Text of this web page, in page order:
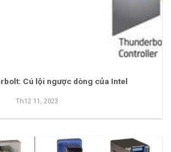
Cú lội ngược dòng của Intel
Th12 11, 2023